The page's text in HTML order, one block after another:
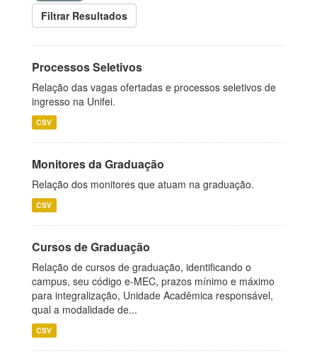
Filtrar Resultados
Processos Seletivos
Relação das vagas ofertadas e processos seletivos de
ingresso na Unifei.
CSV
Monitores da Graduação
Relação dos monitores que atuam na graduação.
CSV
Cursos de Graduação
Relação de cursos de graduação, identificando o
campus, seu código e-MEC, prazos mínimo e máximo
para integralização, Unidade Acadêmica responsável,
qual a modalidade de...
CSV